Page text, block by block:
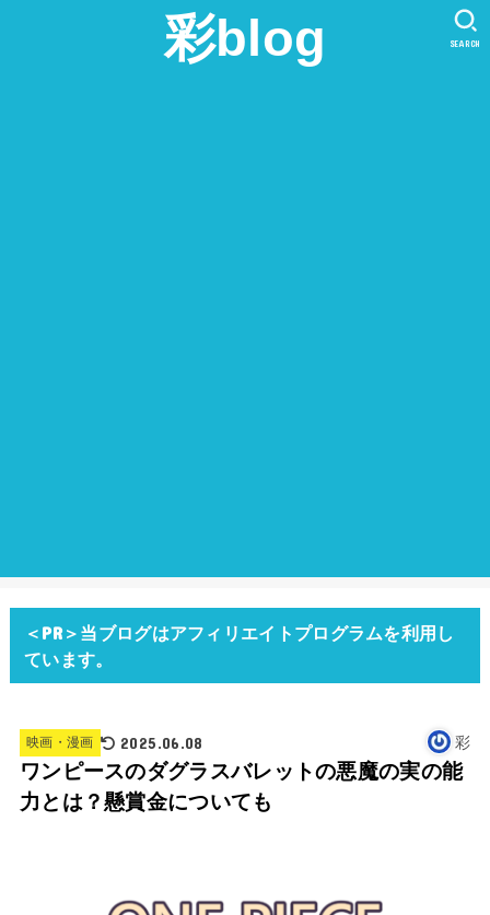
彩blog SEARCH
＜PR＞当ブログはアフィリエイトプログラムを利用し
ています。
映画・漫画 2025.06.08 彩
ワンピースのダグラスバレットの悪魔の実の能
力とは？懸賞金についても